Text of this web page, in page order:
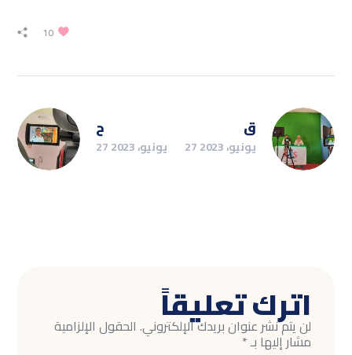
10
ح
27 يونيو، 2023
ق
27 يونيو، 2023
اترك تعليقاً
لن يتم نشر عنوان بريدك الإلكتروني. الحقول الإلزامية
مشار إليها بـ*